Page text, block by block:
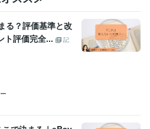
る？評価基準と改
ト評価完全...
記